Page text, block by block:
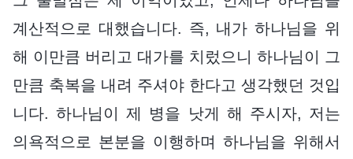
계산적으로 대했습니다. 즉, 내가 하나님을 위
해 이만큼 버리고 대가를 치렀으니 하나님이 그
만큼 축복을 내려 주셔야 한다고 생각했던 것입
니다. 하나님이 제 병을 낫게 해 주시자, 저는
의욕적으로 본분을 이행하며 하나님을 위해서